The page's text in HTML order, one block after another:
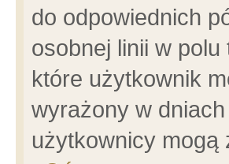
do odpowiednich
osobnej linii w
które użytkownik
wyrażony w
użytkownicy mogą